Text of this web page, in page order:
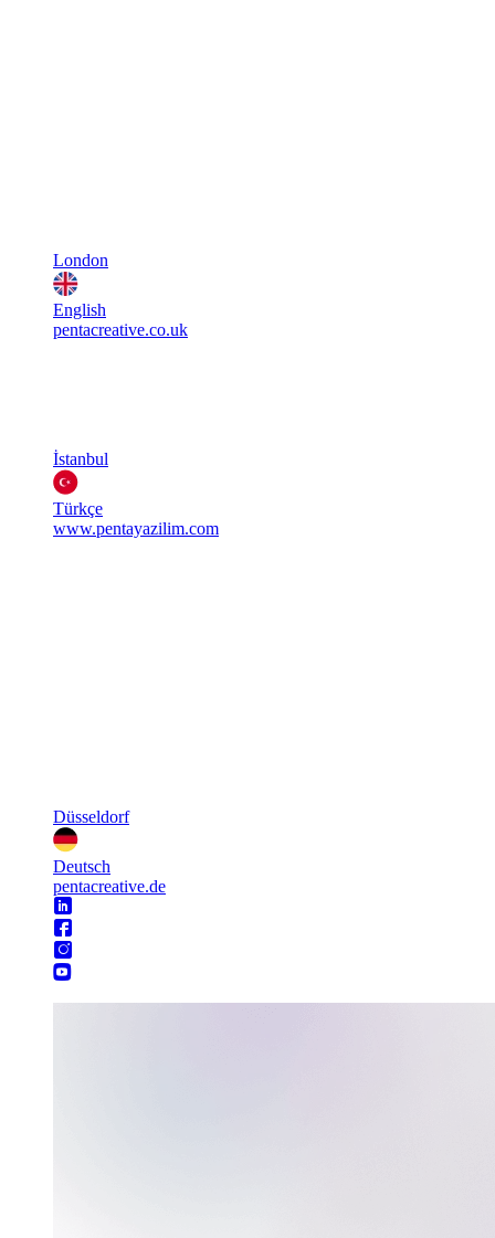
London
English
pentacreative.co.uk
İstanbul
Türkçe
www.pentayazilim.com
Düsseldorf
Deutsch
pentacreative.de